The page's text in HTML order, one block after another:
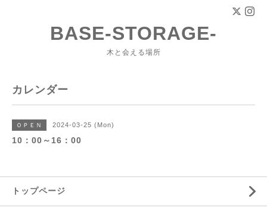
BASE-STORAGE-
木と会える場所
カレンダー
ＯＰＥＮ 2024-03-25 (Mon)
10：00～16：00
トップページ